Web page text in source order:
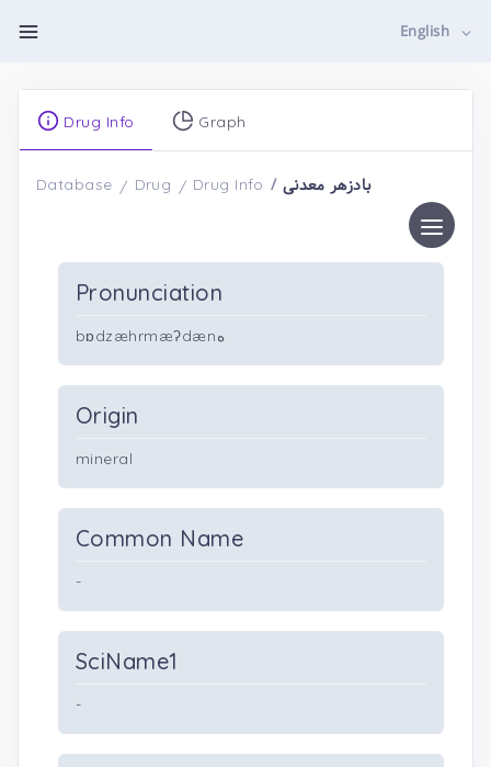
English
Drug Info Graph
Database Drug Drug Info بادزهر معدنی
Pronunciation
bɒdzæhrmæʔdænه
Origin
mineral
Common Name
-
SciName1
-